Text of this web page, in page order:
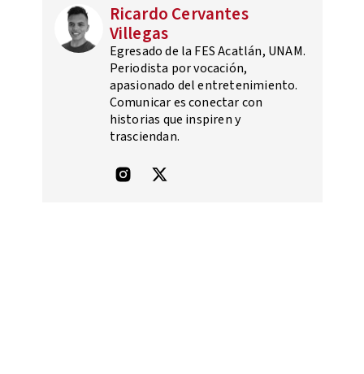
Ricardo Cervantes
Villegas
Egresado de la FES Acatlán, UNAM.
Periodista por vocación,
apasionado del entretenimiento.
Comunicar es conectar con
historias que inspiren y
trasciendan.